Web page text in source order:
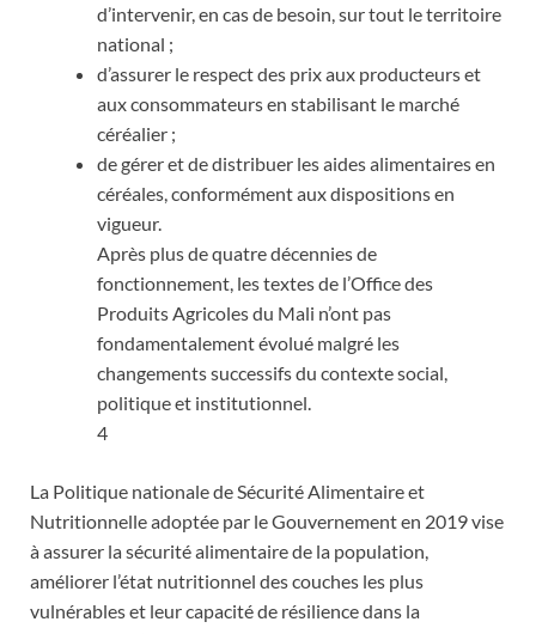
d’intervenir, en cas de besoin, sur tout le territoire
national ;
d’assurer le respect des prix aux producteurs et
aux consommateurs en stabilisant le marché
céréalier ;
de gérer et de distribuer les aides alimentaires en
céréales, conformément aux dispositions en
vigueur.
Après plus de quatre décennies de
fonctionnement, les textes de l’Office des
Produits Agricoles du Mali n’ont pas
fondamentalement évolué malgré les
changements successifs du contexte social,
politique et institutionnel.
4
La Politique nationale de Sécurité Alimentaire et
Nutritionnelle adoptée par le Gouvernement en 2019 vise
à assurer la sécurité alimentaire de la population,
améliorer l’état nutritionnel des couches les plus
vulnérables et leur capacité de résilience dans la